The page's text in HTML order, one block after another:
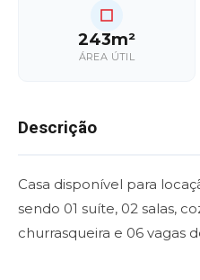
243m²
ÁREA ÚTIL
Descrição
Casa disponível para
sendo 01 suíte, 02 salas,
churrasqueira e 06 vagas